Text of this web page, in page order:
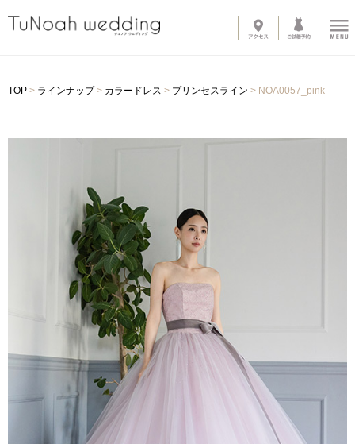
- ウェディングドレス - カラードレス
- ドレスへのこだわり
- カラーオーダー・デザイン変更
- ご自宅試着 - よくある質問
フォトギャラリー
先輩カップルレポート
お役立ちコラム
TOP > ラインナップ> カラードレス > プリンセスライン > NOA0057_pink